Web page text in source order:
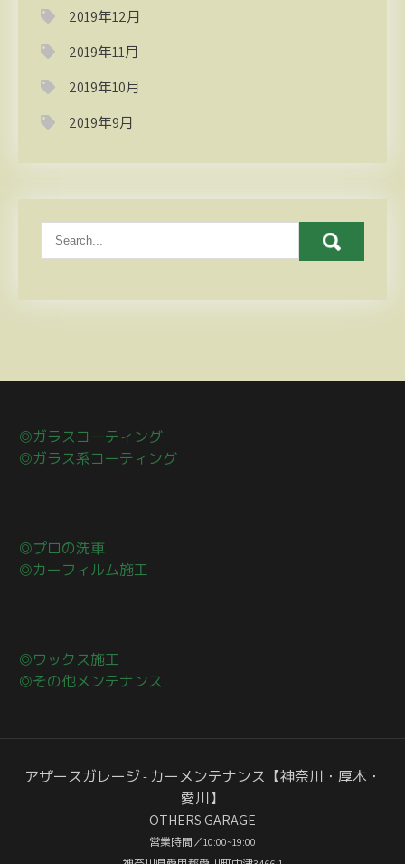
2019年12月
2019年11月
2019年10月
2019年9月
◎ガラスコーティング
◎ガラス系コーティング
◎プロの洗車
◎カーフィルム施工
◎ワックス施工
◎その他メンテナンス
アザースガレージ - カーメンテナンス【神奈川・厚木・
愛川】
OTHERS GARAGE
営業時間／10:00~19:00